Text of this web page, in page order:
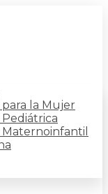
la Mujer